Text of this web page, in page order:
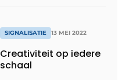
SIGNALISATIE 13 MEI 2022
Creativiteit op iedere
schaal